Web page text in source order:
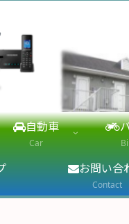
自動車
Car
お問い合
Contact